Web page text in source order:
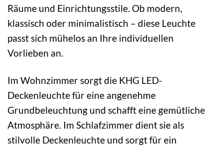
Räume und Einrichtungsstile. Ob modern,
klassisch oder minimalistisch – diese Leuchte
passt sich mühelos an Ihre individuellen
Vorlieben an.
Im Wohnzimmer sorgt die KHG LED-
Deckenleuchte für eine angenehme
Grundbeleuchtung und schafft eine gemütliche
Atmosphäre. Im Schlafzimmer dient sie als
stilvolle Deckenleuchte und sorgt für ein